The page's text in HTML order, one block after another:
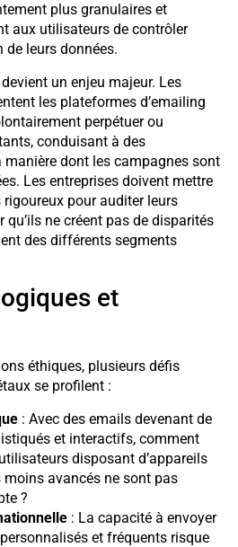
plus granulaires et
aux utilisateurs de contrôler
de leurs données.
devient un enjeu majeur. Les
les plateformes d’emailing
perpétuer ou
conduisant à des
dont les campagnes sont
Les entreprises doivent mettre
pour auditer leurs
qu’ils ne créent pas de disparités
des différents segments
et
éthiques, plusieurs défis
se profilent :
: Avec des emails devenant de
et interactifs, comment
disposant d’appareils
avancés ne sont pas
?
: La capacité à envoyer
et fréquents risque